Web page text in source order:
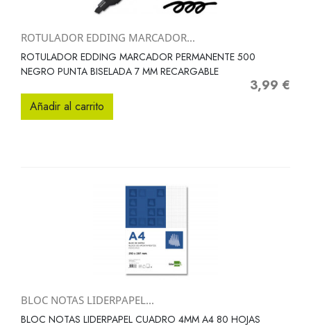
ROTULADOR EDDING MARCADOR...
ROTULADOR EDDING MARCADOR PERMANENTE 500
NEGRO PUNTA BISELADA 7 MM RECARGABLE
Precio
3,99 €
Añadir al carrito
BLOC NOTAS LIDERPAPEL...
BLOC NOTAS LIDERPAPEL CUADRO 4MM A4 80 HOJAS